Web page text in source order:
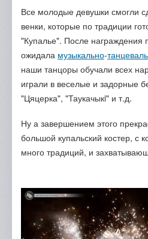
Все молодые девушки смогли
венки, которые по традиции
"Купалье". После награждения
ожидала музыкально-
наши танцоры обучали всех
играли в веселые и задорные
"Цяцерка", "Таукачыкi" и т.д.
Ну а завершением этого
большой купальский костер, с
много традиций, и